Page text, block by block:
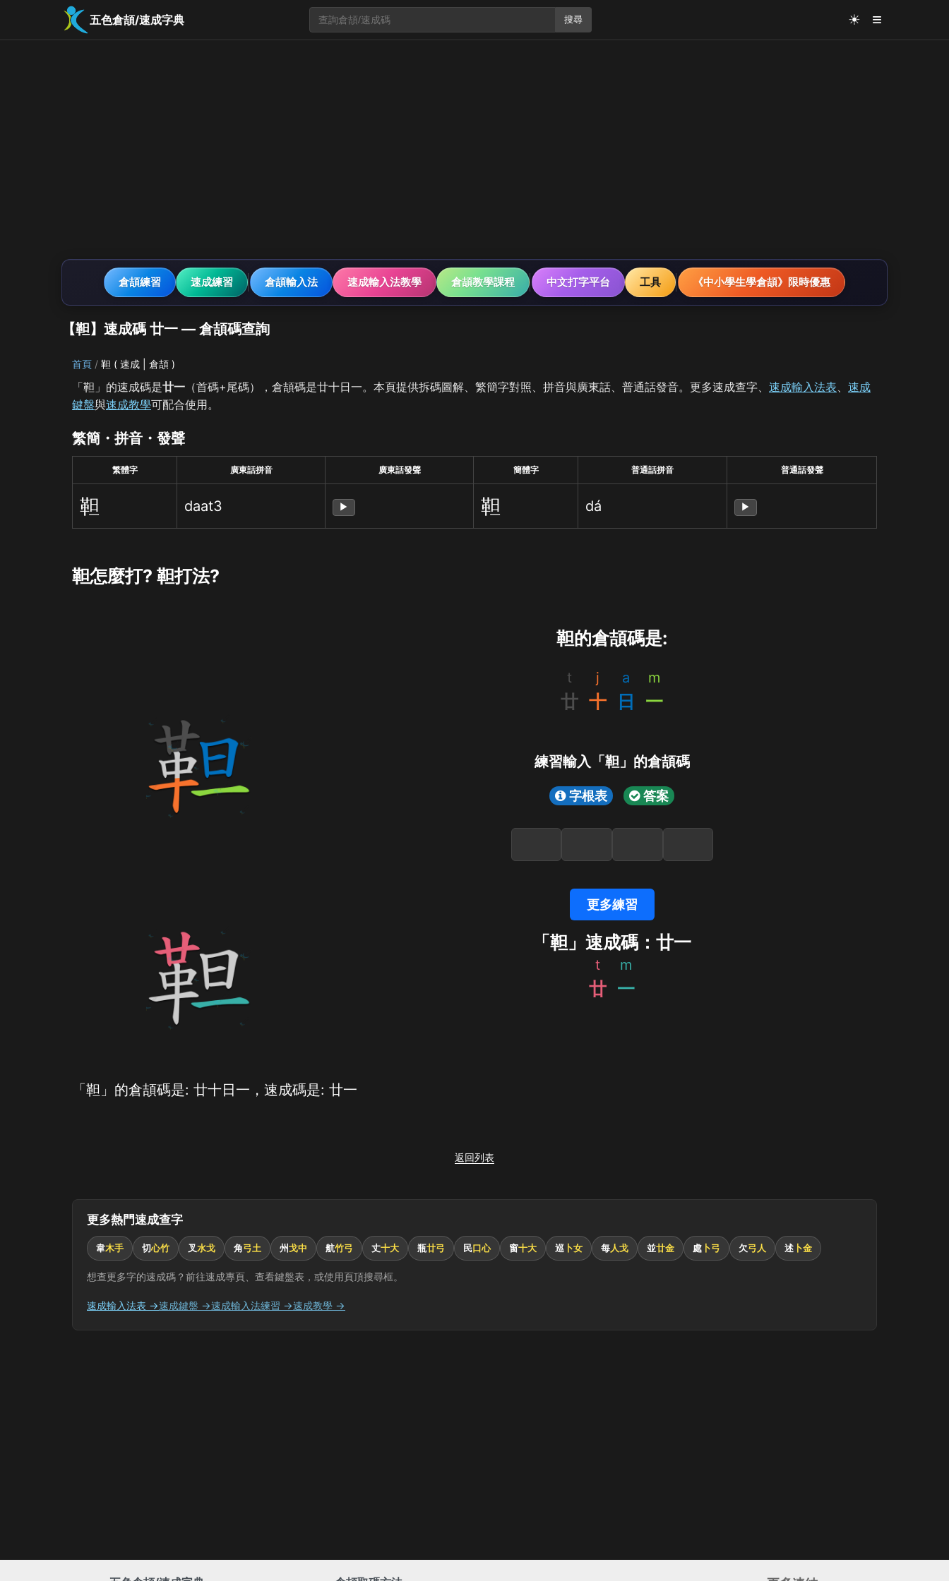
五色倉頡/速成字典 搜尋 ☀ ≡
倉頡練習 速成練習 倉頡輸入法 速成輸入法教學 倉頡教學課程 中文打字平台 工具 《中小學生學倉頡》限時優惠
【靼】速成碼 廿一 — 倉頡碼查詢
首頁 靼 ( 速成 | 倉頡 )
「靼」的速成碼是廿一 （首碼+尾碼），倉頡碼是廿十日一。本頁提供拆碼圖解、繁簡字對照、拼音與廣東話、普通話發音。更多速成查字、 速成輸入法表、 速成
鍵盤與速成教學可配合使用。
繁簡・拼音・發聲
繁體字 廣東話拼音 廣東話發聲 簡體字 普通話拼音 普通話發聲
靼 daat3 ▶ 靼 dá ▶
靼怎麼打? 靼打法?
靼的倉頡碼是:
t
廿
j
十
a
日
m
一
練習輸入「靼」的倉頡碼
字根表 答案
更多練習
「靼」速成碼：廿一
t
廿
m
一
「靼」的倉頡碼是: 廿十日一，速成碼是: 廿一
返回列表
更多熱門速成查字
韋木手 切心竹 叉水戈 角弓土 州戈中 航竹弓 丈十大 瓶廿弓 民口心 窗十大 巡 卜女 每人戈 並廿金 處 卜弓 欠弓人 述 卜金
想查更多字的速成碼？前往速成專頁、查看鍵盤表，或使用頁頂搜尋框。
速成輸入法表 →速成鍵盤 →速成輸入法練習 →速成教學 →